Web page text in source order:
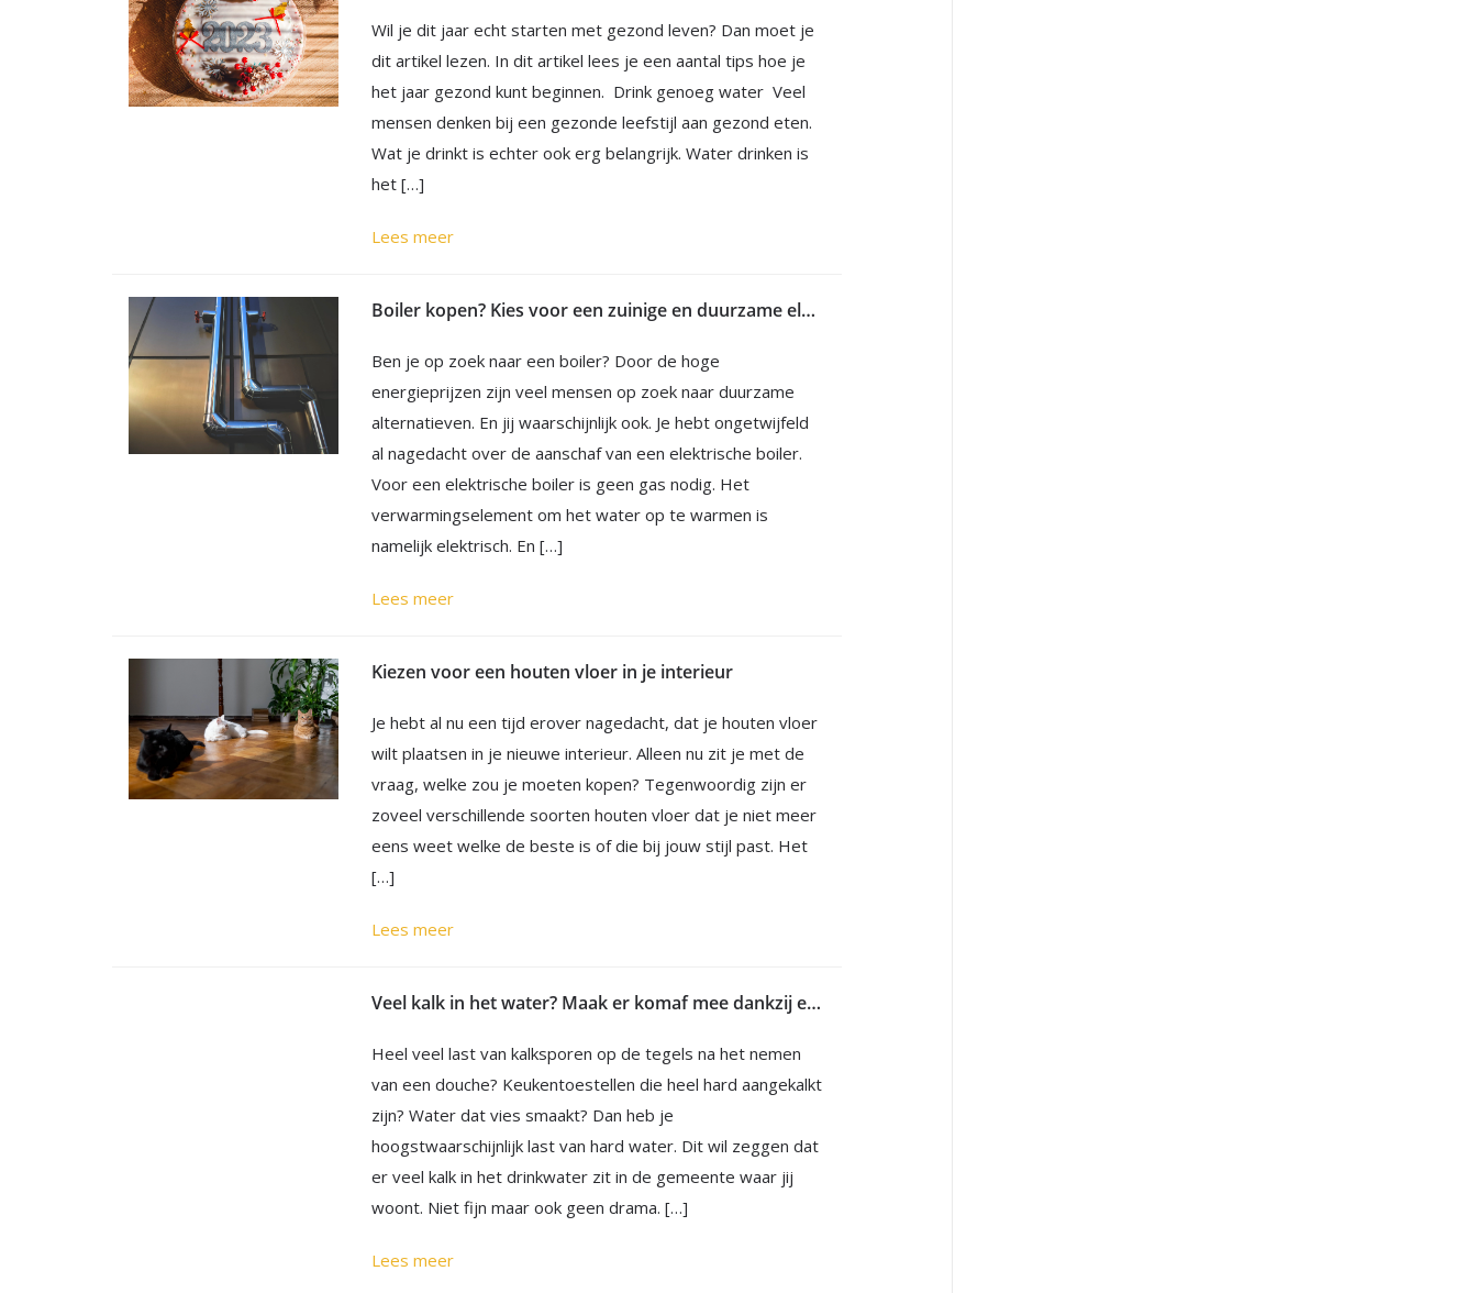
Wil je dit jaar echt starten met gezond leven? Dan moet je
dit artikel lezen. In dit artikel lees je een aantal tips hoe je
het jaar gezond kunt beginnen. Drink genoeg water Veel
mensen denken bij een gezonde leefstijl aan gezond eten.
Wat je drinkt is echter ook erg belangrijk. Water drinken is
het […]
Lees meer
Boiler kopen? Kies voor een zuinige en duurzame elektrische boiler
Ben je op zoek naar een boiler? Door de hoge
energieprijzen zijn veel mensen op zoek naar duurzame
alternatieven. En jij waarschijnlijk ook. Je hebt ongetwijfeld
al nagedacht over de aanschaf van een elektrische boiler.
Voor een elektrische boiler is geen gas nodig. Het
verwarmingselement om het water op te warmen is
namelijk elektrisch. En […]
Lees meer
Kiezen voor een houten vloer in je interieur
Je hebt al nu een tijd erover nagedacht, dat je houten vloer
wilt plaatsen in je nieuwe interieur. Alleen nu zit je met de
vraag, welke zou je moeten kopen? Tegenwoordig zijn er
zoveel verschillende soorten houten vloer dat je niet meer
eens weet welke de beste is of die bij jouw stijl past. Het
[…]
Lees meer
Veel kalk in het water? Maak er komaf mee dankzij een waterontharder
Heel veel last van kalksporen op de tegels na het nemen
van een douche? Keukentoestellen die heel hard aangekalkt
zijn? Water dat vies smaakt? Dan heb je
hoogstwaarschijnlijk last van hard water. Dit wil zeggen dat
er veel kalk in het drinkwater zit in de gemeente waar jij
woont. Niet fijn maar ook geen drama. […]
Lees meer